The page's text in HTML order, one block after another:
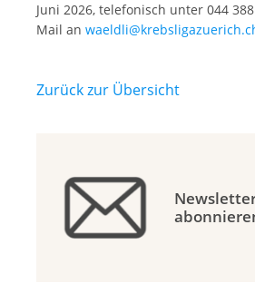
Juni 2026, telefonisch unter 044
Mail an
Zurück zur Übersicht